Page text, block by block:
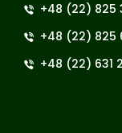
+48 (22) 825
+48 (22) 825
+48 (22) 631